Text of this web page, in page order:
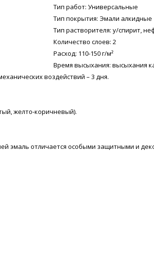
Тип работ: Универсальные
Тип покрытия: Эмали алкидные
Тип растворителя: у/спирит,
Количество слоев: 2
Расход: 110-150 г/м²
Время высыхания: высыхания
воздействий – 3 дня.
желто-коричневый).
эмаль отличается особыми защитными и